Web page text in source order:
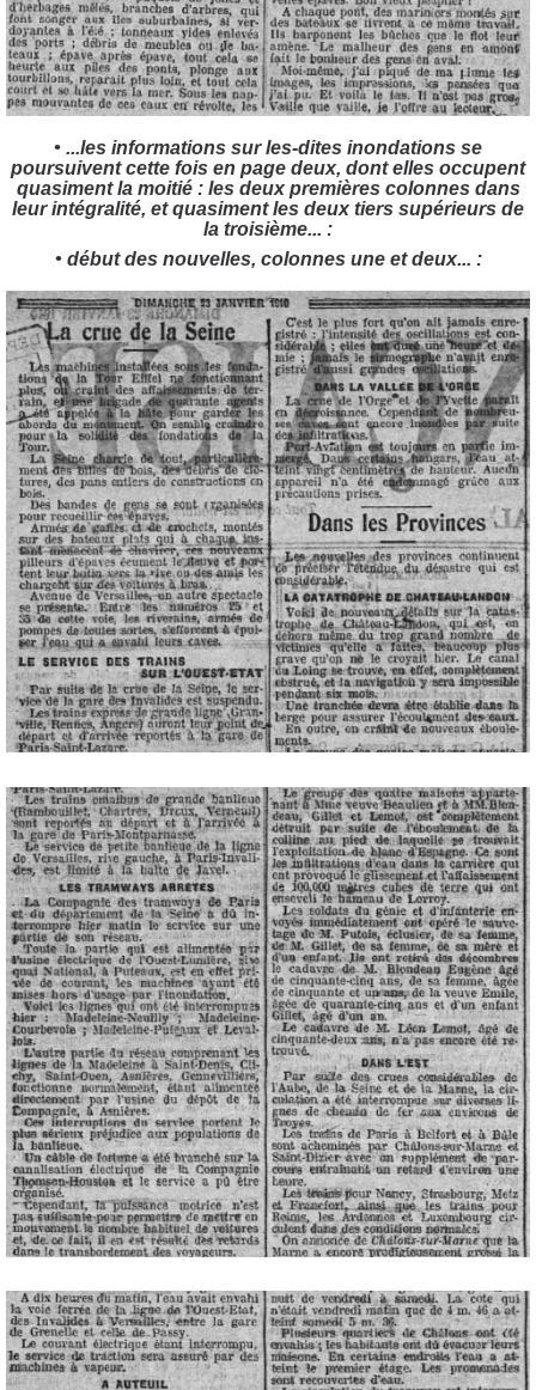
• ...les informations sur les-dites inondations se
poursuivent cette fois en page deux, dont elles occupent
quasiment la moitié : les deux premières colonnes dans
leur intégralité, et quasiment les deux tiers supérieurs de
la troisième... :
• début des nouvelles, colonnes une et deux... :